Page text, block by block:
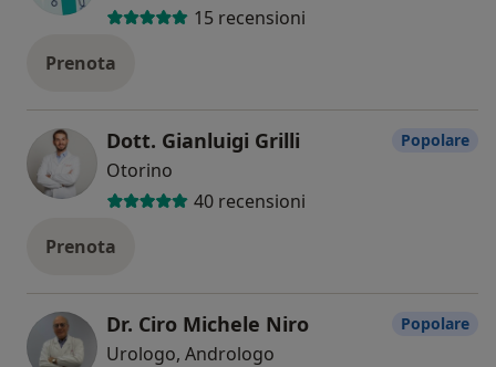
15 recensioni
Prenota
Dott. Gianluigi Grilli
Otorino
40 recensioni
Popolare
Prenota
Dr. Ciro Michele Niro
Urologo, Andrologo
Popolare